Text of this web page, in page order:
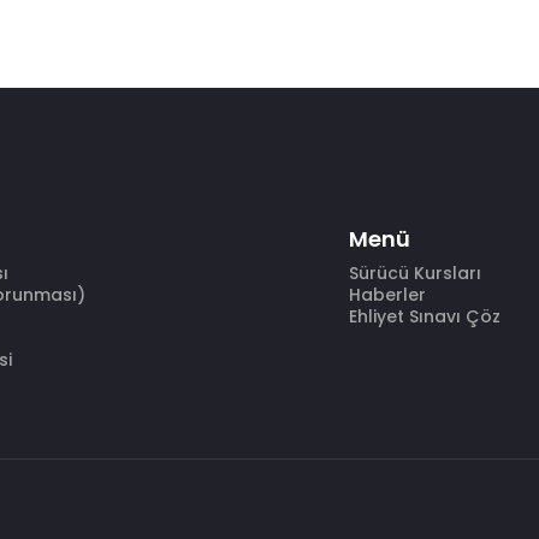
Menü
Sürücü Kursları
Haberler
Ehliyet Sınavı Çöz